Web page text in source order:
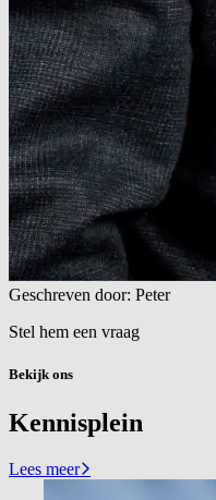
Geschreven door: Peter
Stel hem een vraag
Bekijk ons
Kennisplein
Lees meer